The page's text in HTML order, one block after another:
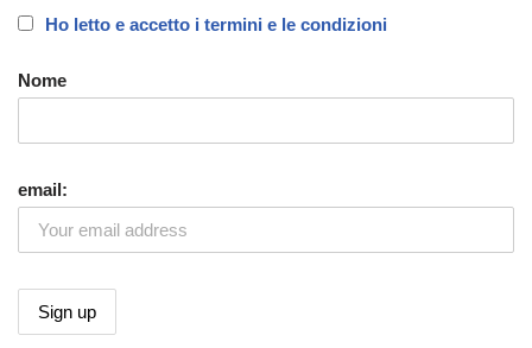
Ho letto e accetto i termini e le condizioni
Nome
email: